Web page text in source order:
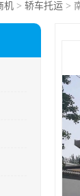
机 > 轿车托运 >